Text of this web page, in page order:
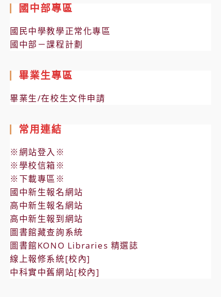
國中部專區
國民中學教學正常化專區
國中部－課程計劃
畢業生專區
畢業生/在校生文件申請
常用連結
※網站登入※
※學校信箱※
※下載專區※
國中新生報名網站
高中新生報名網站
高中新生報到網站
圖書館藏查詢系統
圖書館KONO Libraries 精選誌
線上報修系統[校內]
中科實中舊網站[校內]